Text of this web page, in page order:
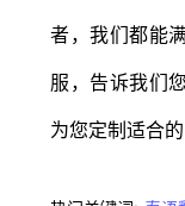
者，我们都能
服，告诉我们
为您定制适合